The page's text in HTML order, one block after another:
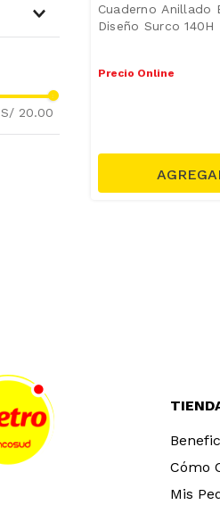
S/ 20.00
Cuaderno Anillado
Diseño Surco 140H
Precio Online
Cómo
Mis